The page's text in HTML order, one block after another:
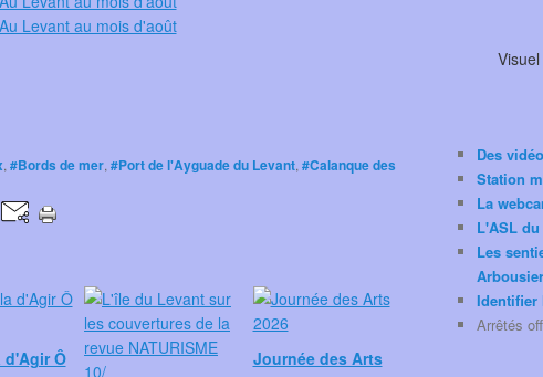
, #Bords de mer, #Port de l'Ayguade du Levant, #Calanque des
d'Agir Ô
Journée des Arts
Des
Station
La
L'ASL
Les
Identifier
Arrêtés